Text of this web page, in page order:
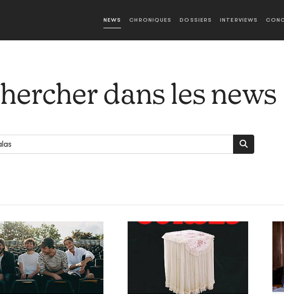
NEWS CHRONIQUES DOSSIERS INTERVIEWS
dans les news